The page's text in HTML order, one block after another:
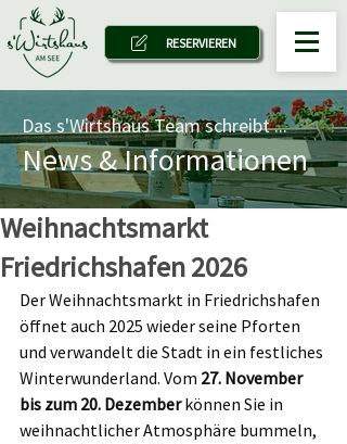
RESERVIEREN
Das s'Wirtshaus Team schreibt ...
News & Informationen
Weihnachtsmarkt
Friedrichshafen 2026
Der Weihnachtsmarkt in Friedrichshafen
öffnet auch 2025 wieder seine Pforten
und verwandelt die Stadt in ein festliches
Winterwunderland. Vom 27. November
bis zum 20. Dezember können Sie in
weihnachtlicher Atmosphäre bummeln,